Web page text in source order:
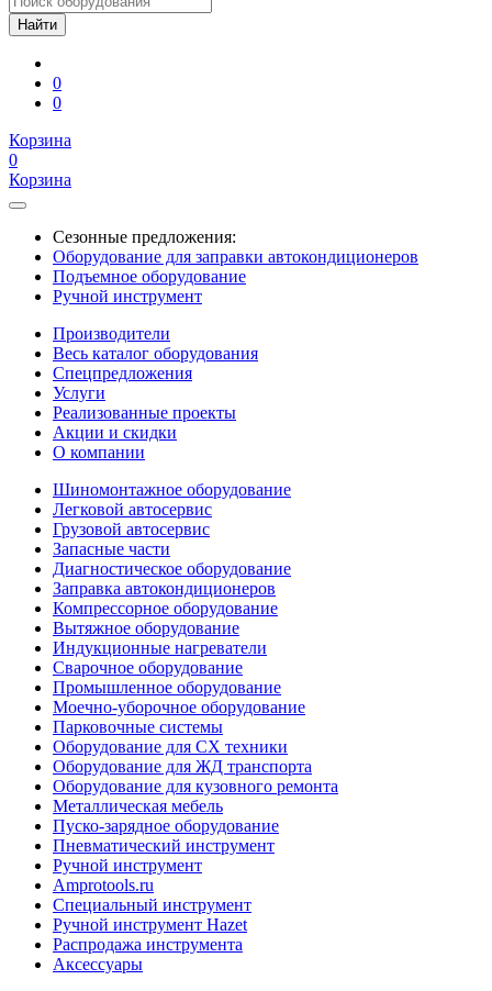
0
0
Корзина
0
Корзина
Сезонные предложения:
Оборудование для заправки автокондиционеров
Подъемное оборудование
Ручной инструмент
Производители
Весь каталог оборудования
Спецпредложения
Услуги
Реализованные проекты
Акции и скидки
О компании
Шиномонтажное оборудование
Легковой автосервис
Грузовой автосервис
Запасные части
Диагностическое оборудование
Заправка автокондиционеров
Компрессорное оборудование
Вытяжное оборудование
Индукционные нагреватели
Сварочное оборудование
Промышленное оборудование
Моечно-уборочное оборудование
Парковочные системы
Оборудование для СХ техники
Оборудование для ЖД транспорта
Оборудование для кузовного ремонта
Металлическая мебель
Пуско-зарядное оборудование
Пневматический инструмент
Ручной инструмент
Amprotools.ru
Специальный инструмент
Ручной инструмент Hazet
Распродажа инструмента
Аксессуары